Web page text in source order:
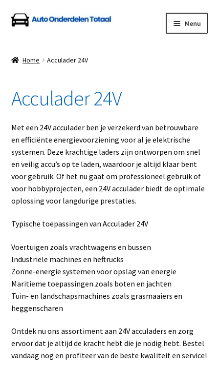
Ga
door
navigatie
Ga
naar
inhoud
Menu
Auto Onderdelen Shop
Betalen en Verzenden
Blog
Contact
Klantenservice
Linkpartners
My account
Over Ons
Overzicht
Privacybeleid
Retourbeleid
Home Acculader 24V
Acculader 24V
Met een 24V acculader ben je verzekerd van betrouwbare
en efficiënte energievoorziening voor al je elektrische
systemen. Deze krachtige laders zijn ontworpen om snel
en veilig accu’s op te laden, waardoor je altijd klaar bent
voor gebruik. Of het nu gaat om professioneel gebruik of
voor hobbyprojecten, een 24V acculader biedt de optimale
oplossing voor langdurige prestaties.
Typische toepassingen van Acculader 24V
Voertuigen zoals vrachtwagens en bussen
Industriële machines en heftrucks
Zonne-energie systemen voor opslag van energie
Maritieme toepassingen zoals boten en jachten
Tuin- en landschapsmachines zoals grasmaaiers en
heggenscharen
Ontdek nu ons assortiment aan 24V acculaders en zorg
ervoor dat je altijd de kracht hebt die je nodig hebt. Bestel
vandaag nog en profiteer van de beste kwaliteit en service!